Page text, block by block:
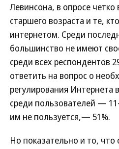
Левинсона, в опросе
старшего возраста и те,
интернетом. Среди
большинство не имеют
среди всех респондентов
ответить на вопрос о
регулирования Интернета
среди пользователей —
им не пользуется,— 51%.
Но показательно и то, что